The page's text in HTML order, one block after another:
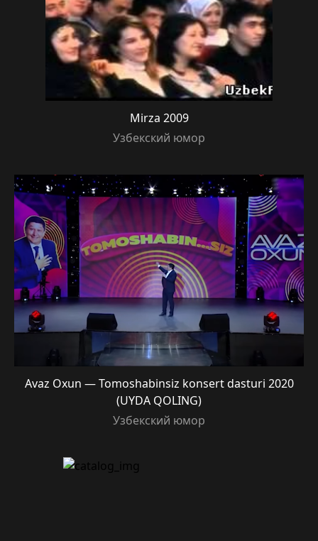
Mirza 2009
Узбекский юмор
Avaz Oxun — Tomoshabinsiz konsert dasturi 2020
(UYDA QOLING)
Узбекский юмор